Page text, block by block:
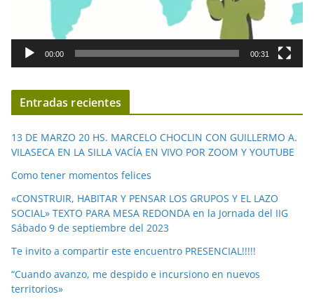
d
í
d
o
00:00 00:31
Entradas recientes
13 DE MARZO 20 HS. MARCELO CHOCLIN CON GUILLERMO A.
VILASECA EN LA SILLA VACÍA EN VIVO POR ZOOM Y YOUTUBE
Como tener momentos felices
«CONSTRUIR, HABITAR Y PENSAR LOS GRUPOS Y EL LAZO
SOCIAL» TEXTO PARA MESA REDONDA en la Jornada del IIG
Sábado 9 de septiembre del 2023
Te invito a compartir este encuentro PRESENCIAL!!!!!
“Cuando avanzo, me despido e incursiono en nuevos
territorios»